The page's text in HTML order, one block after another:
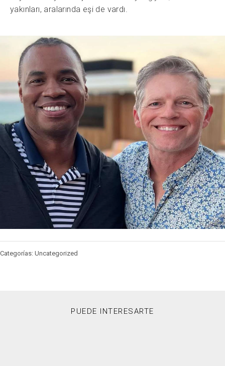
yakınları, aralarında eşi de vardı.
Categorías: Uncategorized
PUEDE INTERESARTE